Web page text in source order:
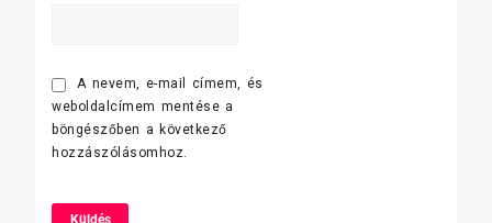
A nevem, e-mail címem, és
weboldalcímem mentése a
böngészőben a következő
hozzászólásomhoz.